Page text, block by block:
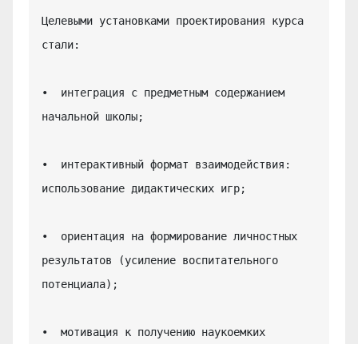
Целевыми установками проектирования курса
стали:
•  интеграция с предметным содержанием
начальной школы;
•  интерактивный формат взаимодействия:
использование дидактических игр;
•  ориентация на формирование личностных
результатов (усиление воспитательного
потенциала);
•  мотивация к получению наукоемких